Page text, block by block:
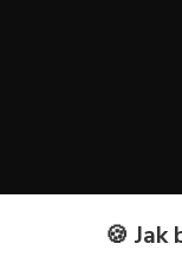
Kontakty🍪 Jak